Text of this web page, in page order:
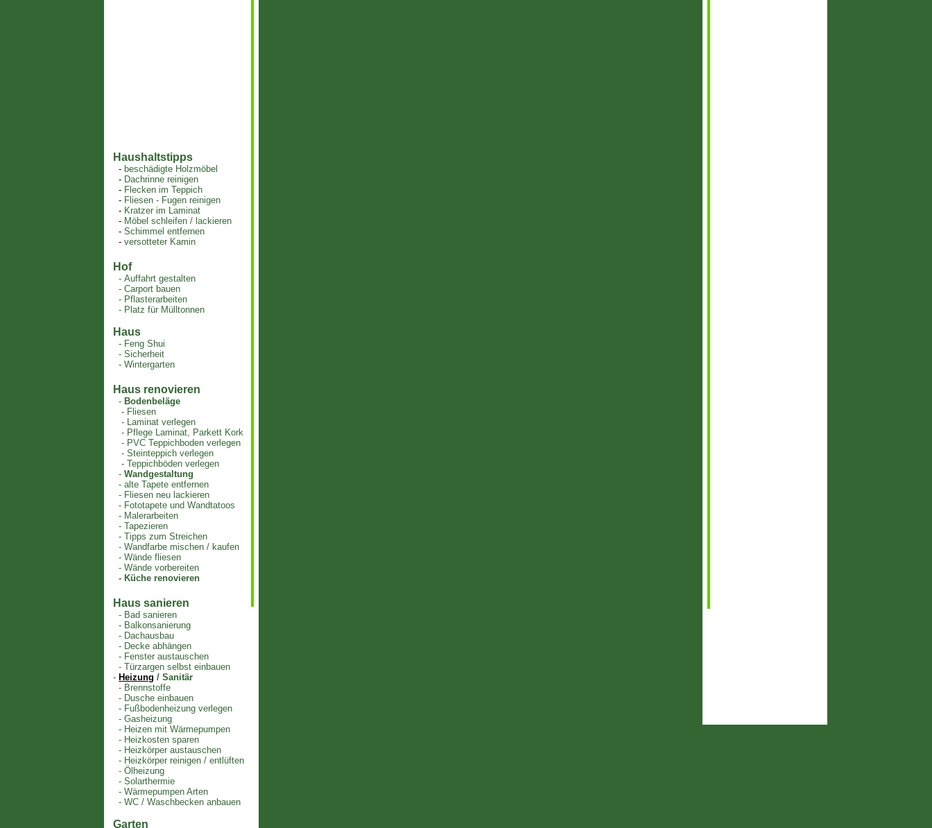
Haushaltstipps
- beschädigte Holzmöbel
- Dachrinne reinigen
- Flecken im Teppich
- Fliesen - Fugen reinigen
- Kratzer im Laminat
- Möbel schleifen / lackieren
-Schimmel entfernen
-versotteter Kamin
Hof
-Auffahrt gestalten
-Carport bauen
- Pflasterarbeiten
- Platz für Mülltonnen
Haus
- Feng Shui
-Sicherheit
-Wintergarten
Haus renovieren
- Bodenbeläge
- Fliesen
- Laminat verlegen
- Pflege Laminat, Parkett Kork
- PVC Teppichboden verlegen
-Steinteppich verlegen
-Teppichböden verlegen
-Wandgestaltung
-alte Tapete entfernen
- Fliesen neu lackieren
- Fototapete und Wandtatoos
- Malerarbeiten
-Tapezieren
-Tipps zum Streichen
-Wandfarbe mischen / kaufen
-Wände fliesen
-Wände vorbereiten
- Küche renovieren
Haus sanieren
- Bad sanieren
- Balkonsanierung
- Dachausbau
- Decke abhängen
- Fenster austauschen
-Türzargen selbst einbauen
- Heizung / Sanitär
- Brennstoffe
- Dusche einbauen
- Fußbodenheizung verlegen
-Gasheizung
- Heizen mit Wärmepumpen
- Heizkosten sparen
- Heizkörper austauschen
- Heizkörper reinigen / entlüften
-Ölheizung
-Solarthermie
-Wärmepumpen Arten
-WC / Waschbecken anbauen
Garten